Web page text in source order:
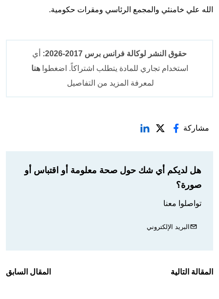
الله علي خامنئي والمجمع الرئاسي ومقرات حكومية.
حقوق النشر لوكالة فرانس برس 2017-2026:
أي
استخدام تجاري للمادة يتطلب اشتراكاً. اضغطواهنا
لمعرفة المزيد من التفاصيل
مشاركة
هل لديكم أي شك حول صحة معلومة أو اقتباس أو
صورة؟
تواصلوا معنا
البريد الإلكتروني
المقالة التالية المقال السابق